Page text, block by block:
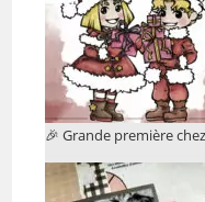
🎉 Grande première